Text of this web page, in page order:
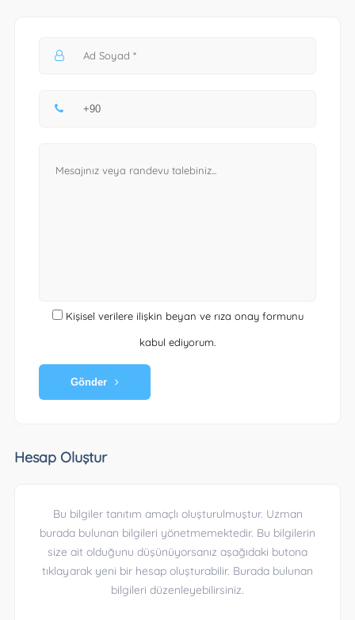
Kişisel verilere ilişkin beyan ve rıza onay formunu
kabul ediyorum.
Gönder
Hesap Oluştur
Bu bilgiler tanıtım amaçlı oluşturulmuştur. Uzman
burada bulunan bilgileri yönetmemektedir. Bu bilgilerin
size ait olduğunu düşünüyorsanız aşağıdaki butona
tıklayarak yeni bir hesap oluşturabilir. Burada bulunan
bilgileri düzenleyebilirsiniz.